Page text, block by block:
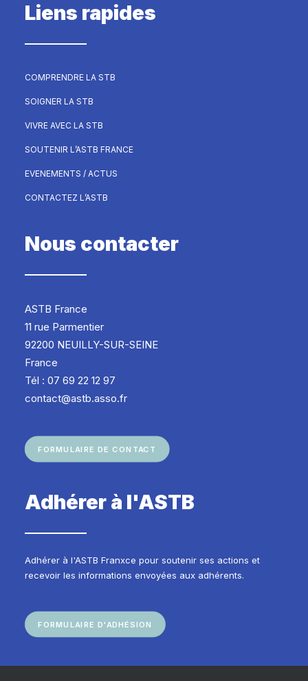
Liens rapides
COMPRENDRE LA STB
SOIGNER LA STB
VIVRE AVEC LA STB
SOUTENIR L’ASTB FRANCE
EVENEMENTS / ACTUS
CONTACTEZ L’ASTB
Nous contacter
ASTB France
11 rue Parmentier
92200 NEUILLY-SUR-SEINE
France
Tél : 07 69 22 12 97
contact@astb.asso.fr
FORMULAIRE DE CONTACT
Adhérer à l'ASTB
Adhérer à l'ASTB Franxce pour soutenir ses actions et
recevoir les informations envoyées aux adhérents.
FORMULAIRE D'ADHÉSION